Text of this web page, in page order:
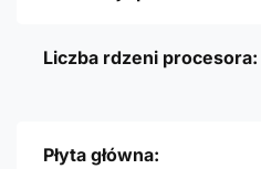
Liczba rdzeni procesora:
Płyta główna: